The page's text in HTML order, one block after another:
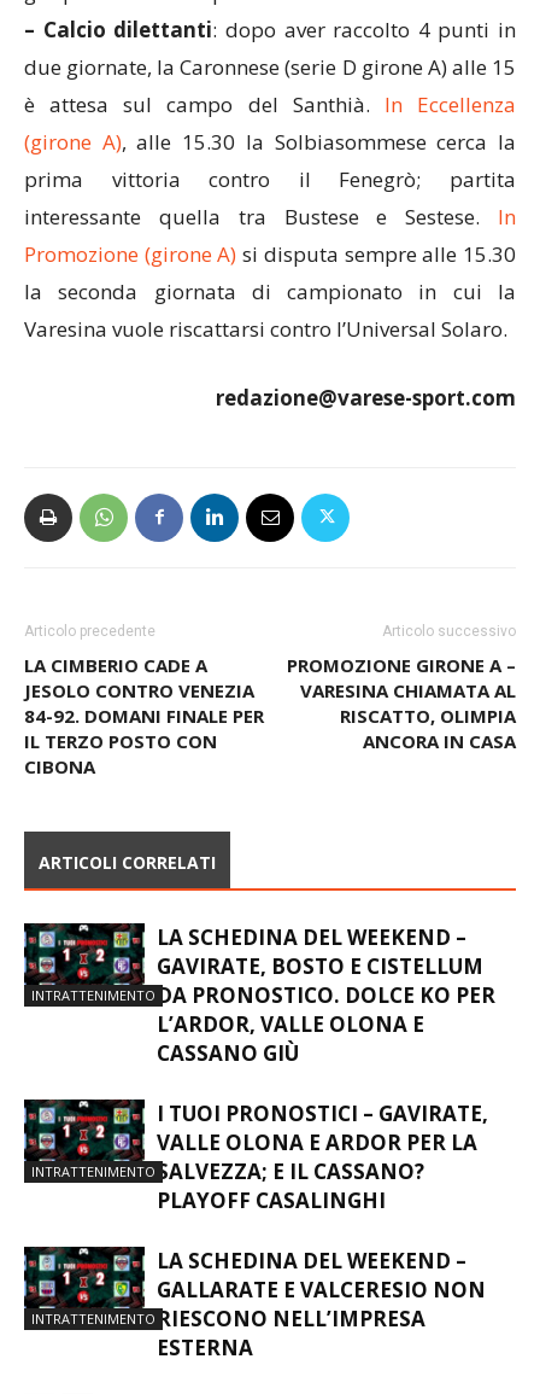
– Calcio dilettanti: dopo aver raccolto 4 punti in
due giornate, la Caronnese (serie D girone A) alle 15
è attesa sul campo del Santhià. In Eccellenza
(girone A), alle 15.30 la Solbiasommese cerca la
prima vittoria contro il Fenegrò; partita
interessante quella tra Bustese e Sestese. In
Promozione (girone A) si disputa sempre alle 15.30
la seconda giornata di campionato in cui la
Varesina vuole riscattarsi contro l’Universal Solaro.
redazione@varese-sport.com
Articolo precedente
LA CIMBERIO CADE A
JESOLO CONTRO VENEZIA
84-92. DOMANI FINALE PER
IL TERZO POSTO CON
CIBONA
Articolo successivo
PROMOZIONE GIRONE A –
VARESINA CHIAMATA AL
RISCATTO, OLIMPIA
ANCORA IN CASA
ARTICOLI CORRELATI
INTRATTENIMENTO
LA SCHEDINA DEL WEEKEND –
GAVIRATE, BOSTO E CISTELLUM
DA PRONOSTICO. DOLCE KO PER
L’ARDOR, VALLE OLONA E
CASSANO GIÙ
INTRATTENIMENTO
I TUOI PRONOSTICI – GAVIRATE,
VALLE OLONA E ARDOR PER LA
SALVEZZA; E IL CASSANO?
PLAYOFF CASALINGHI
INTRATTENIMENTO
LA SCHEDINA DEL WEEKEND –
GALLARATE E VALCERESIO NON
RIESCONO NELL’IMPRESA
ESTERNA